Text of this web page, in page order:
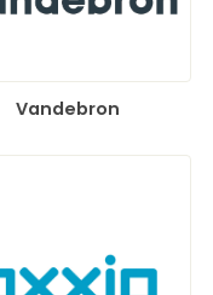
Vandebron